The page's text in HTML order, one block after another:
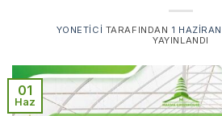
YONETICI TARAFINDAN 1
YAYINLANDI
01
Haz